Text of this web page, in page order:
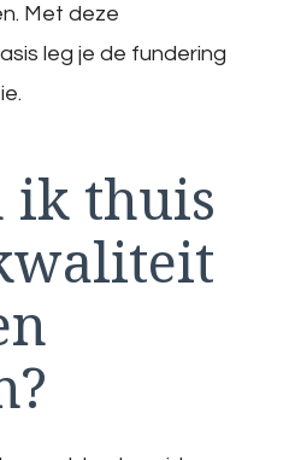
Met deze
leg je de fundering
ik thuis